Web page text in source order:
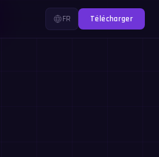
FR Télécharger